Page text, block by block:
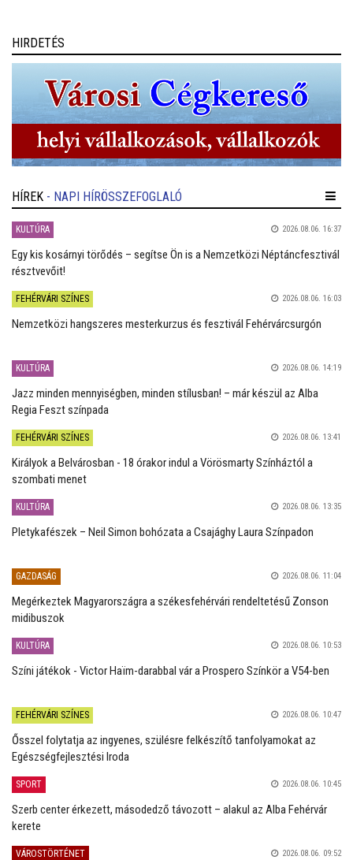
HIRDETÉS
HÍREK - NAPI HÍRÖSSZEFOGLALÓ
KULTÚRA 2026.08.06. 16:37
Egy kis kosárnyi törődés – segítse Ön is a Nemzetközi Néptáncfesztivál
résztvevőit!
FEHÉRVÁRI SZÍNES 2026.08.06. 16:03
Nemzetközi hangszeres mesterkurzus és fesztivál Fehérvárcsurgón
KULTÚRA 2026.08.06. 14:19
Jazz minden mennyiségben, minden stílusban! – már készül az Alba
Regia Feszt színpada
FEHÉRVÁRI SZÍNES 2026.08.06. 13:41
Királyok a Belvárosban - 18 órakor indul a Vörösmarty Színháztól a
szombati menet
KULTÚRA 2026.08.06. 13:35
Pletykafészek – Neil Simon bohózata a Csajághy Laura Színpadon
GAZDASÁG 2026.08.06. 11:04
Megérkeztek Magyarországra a székesfehérvári rendeltetésű Zonson
midibuszok
KULTÚRA 2026.08.06. 10:53
Színi játékok - Victor Haïm-darabbal vár a Prospero Színkör a V54-ben
FEHÉRVÁRI SZÍNES 2026.08.06. 10:47
Ősszel folytatja az ingyenes, szülésre felkészítő tanfolyamokat az
Egészségfejlesztési Iroda
SPORT 2026.08.06. 10:45
Szerb center érkezett, másodedző távozott – alakul az Alba Fehérvár
kerete
VÁROSTÖRTÉNET 2026.08.06. 09:52